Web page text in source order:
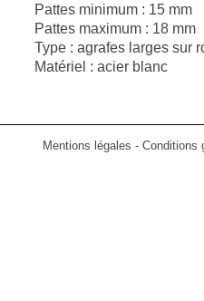
Pattes minimum : 15 mm
Pattes maximum : 18 mm
Type : agrafes larges sur
Matériel : acier blanc
Mentions légales - Conditions